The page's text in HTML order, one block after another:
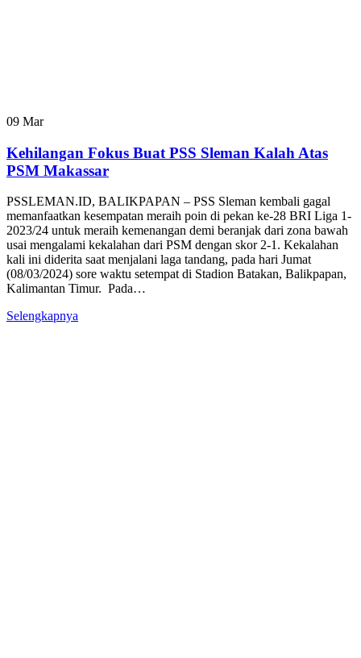
09 Mar
Kehilangan Fokus Buat PSS Sleman Kalah Atas
PSM Makassar
PSSLEMAN.ID, BALIKPAPAN – PSS Sleman kembali gagal
memanfaatkan kesempatan meraih poin di pekan ke-28 BRI Liga 1-
2023/24 untuk meraih kemenangan demi beranjak dari zona bawah
usai mengalami kekalahan dari PSM dengan skor 2-1. Kekalahan
kali ini diderita saat menjalani laga tandang, pada hari Jumat
(08/03/2024) sore waktu setempat di Stadion Batakan, Balikpapan,
Kalimantan Timur. Pada…
Selengkapnya